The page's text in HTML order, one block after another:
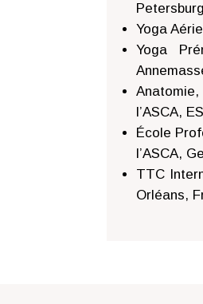
Yoga
Yoga
l’ASCA,
École
l’ASCA,
TTC
Orléans,